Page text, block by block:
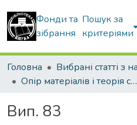
Фонди та
зібрання
Пошук за
критеріями
Головна
Опір матеріалів і теорія споруд
Вип. 83